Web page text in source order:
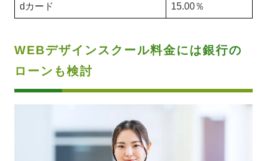
dカード 15.00％
WEBデザインスクール料金には銀行の
ローンも検討